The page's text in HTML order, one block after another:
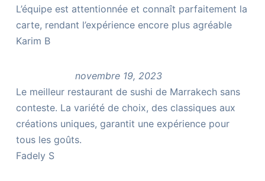
L’équipe est attentionnée et connaît parfaitement la
carte, rendant l’expérience encore plus agréable
Karim B
novembre 19, 2023
Le meilleur restaurant de sushi de Marrakech sans
conteste. La variété de choix, des classiques aux
créations uniques, garantit une expérience pour
tous les goûts.
Fadely S